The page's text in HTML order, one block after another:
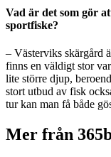
Vad är det som gör
sportfiske?
– Västerviks skärgård
finns en väldigt stor
lite större djup,
stort utbud av fisk ocks
tur kan man få både g
Mer från